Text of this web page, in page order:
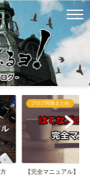
ブログ関連まとめ
【完全マニュアル】は